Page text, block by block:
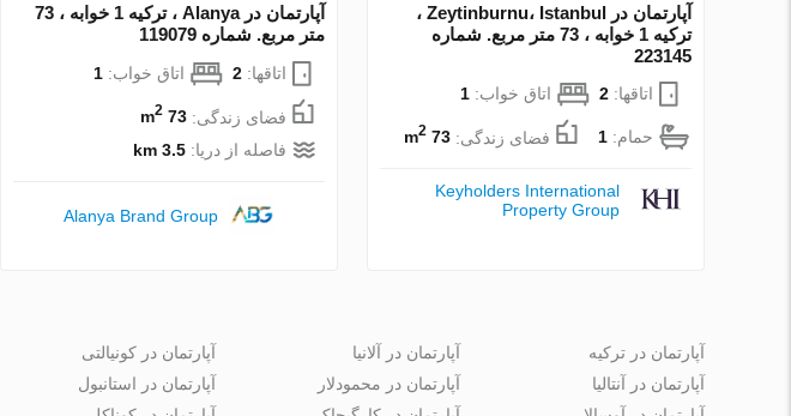
آپارتمان در Zeytinburnu، Istanbul ،
ترکیه 1 خوابه ، 73 متر مربع. شماره
223145
اتاقها: 2 اتاق خواب: 1
حمام: 1 فضای زندگی: 73 m
2
Keyholders International
Property Group
آپارتمان در Alanya ، ترکیه 1 خوابه ، 73
متر مربع. شماره 119079
اتاقها: 2 اتاق خواب: 1
فضای زندگی: 73 m
2
فاصله از دریا: 3.5 km
Alanya Brand Group
آپارتمان در ترکیه
آپارتمان در آنتالیا
آپارتمان در آلانیا
آپارتمان در محمودلار
آپارتمان در کونیالتی
آپارتمان در استانبول